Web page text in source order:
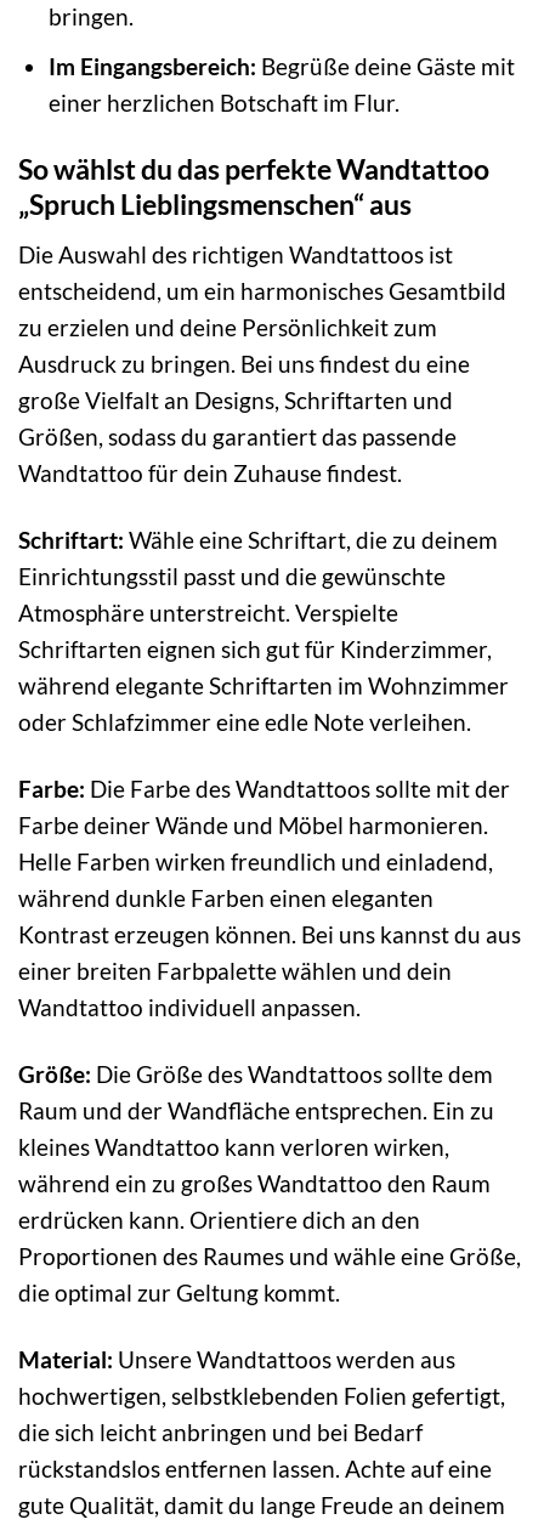
bringen.
Im Eingangsbereich: Begrüße deine Gäste mit
einer herzlichen Botschaft im Flur.
So wählst du das perfekte Wandtattoo
„Spruch Lieblingsmenschen“ aus
Die Auswahl des richtigen Wandtattoos ist
entscheidend, um ein harmonisches Gesamtbild
zu erzielen und deine Persönlichkeit zum
Ausdruck zu bringen. Bei uns findest du eine
große Vielfalt an Designs, Schriftarten und
Größen, sodass du garantiert das passende
Wandtattoo für dein Zuhause findest.
Schriftart: Wähle eine Schriftart, die zu deinem
Einrichtungsstil passt und die gewünschte
Atmosphäre unterstreicht. Verspielte
Schriftarten eignen sich gut für Kinderzimmer,
während elegante Schriftarten im Wohnzimmer
oder Schlafzimmer eine edle Note verleihen.
Farbe: Die Farbe des Wandtattoos sollte mit der
Farbe deiner Wände und Möbel harmonieren.
Helle Farben wirken freundlich und einladend,
während dunkle Farben einen eleganten
Kontrast erzeugen können. Bei uns kannst du aus
einer breiten Farbpalette wählen und dein
Wandtattoo individuell anpassen.
Größe: Die Größe des Wandtattoos sollte dem
Raum und der Wandfläche entsprechen. Ein zu
kleines Wandtattoo kann verloren wirken,
während ein zu großes Wandtattoo den Raum
erdrücken kann. Orientiere dich an den
Proportionen des Raumes und wähle eine Größe,
die optimal zur Geltung kommt.
Material: Unsere Wandtattoos werden aus
hochwertigen, selbstklebenden Folien gefertigt,
die sich leicht anbringen und bei Bedarf
rückstandslos entfernen lassen. Achte auf eine
gute Qualität, damit du lange Freude an deinem